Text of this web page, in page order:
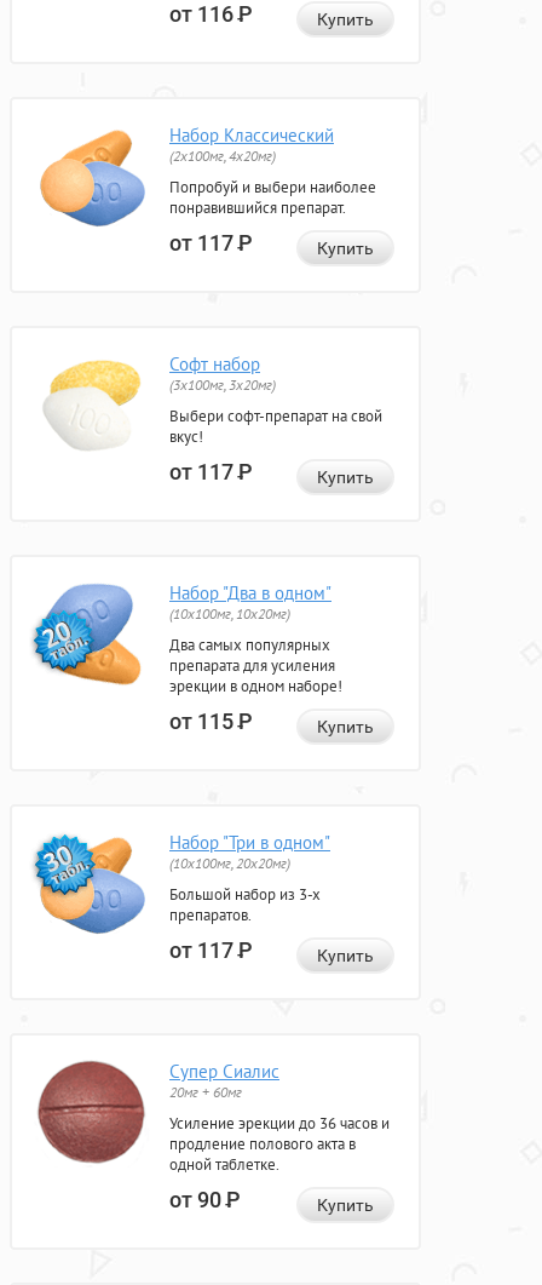
от 116Р Купить
Набор Классический
(2x100мг, 4x20мг)
Попробуй и выбери наиболее
понравившийся препарат.
от 117Р Купить
Софт набор
(3x100мг, 3x20мг)
Выбери софт-препарат на свой
вкус!
от 117Р Купить
Набор "Два в одном"
(10x100мг, 10x20мг)
Два самых популярных
препарата для усиления
эрекции в одном наборе!
от 115Р Купить
Набор "Три в одном"
(10x100мг, 20x20мг)
Большой набор из 3-х
препаратов.
от 117Р Купить
Супер Сиалис
20мг + 60мг
Усиление эрекции до 36 часов и
продление полового акта в
одной таблетке.
от 90Р Купить